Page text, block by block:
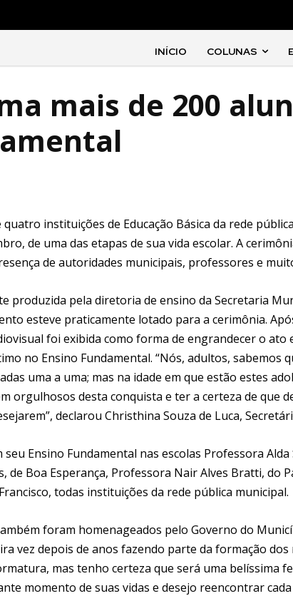
INÍCIO COLUNAS
mais de 200
instituições de Educação Básica da rede
de uma das etapas de sua vida escolar. A
de autoridades municipais, professores e
produzida pela diretoria de ensino da Secretaria
esteve praticamente lotado para a cerimônia.
foi exibida como forma de engrandecer o
no Ensino Fundamental. “Nós, adultos, sabemos
uma a uma; mas na idade em que estão estes
orgulhosos desta conquista e ter a certeza de que
declarou Christhina Souza de Luca,
Ensino Fundamental nas escolas Professora
de Boa Esperança, Professora Nair Alves Bratti, do
todas instituições da rede pública municipal.
foram homenageados pelo Governo do
vez depois de anos fazendo parte da formação
mas tenho certeza que será uma belíssima
momento de suas vidas e desejo reencontrar